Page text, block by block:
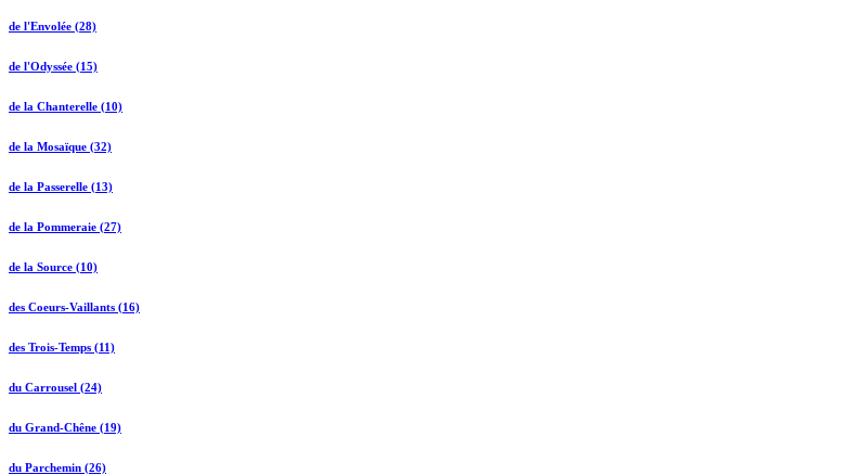
de l'Envolée (28)
de l'Odyssée (15)
de la Chanterelle (10)
de la Mosaïque (32)
de la Passerelle (13)
de la Pommeraie (27)
de la Source (10)
des Coeurs-Vaillants (16)
des Trois-Temps (11)
du Carrousel (24)
du Grand-Chêne (19)
du Parchemin (26)